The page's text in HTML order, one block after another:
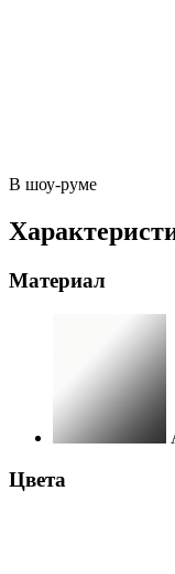
В шоу-руме
Материал
Цвета